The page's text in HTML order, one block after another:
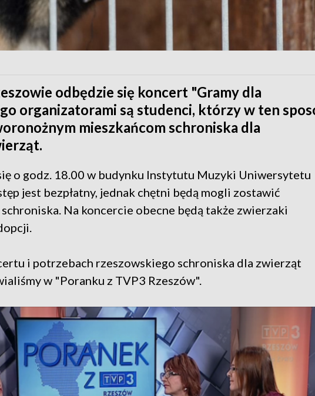
odbędzie się koncert "Gramy dla
organizatorami są studenci, którzy w ten
mieszkańcom schroniska dla
o godz. 18.00 w budynku Instytutu Muzyki Uniwersytetu
jest bezpłatny, jednak chętni będą mogli zostawić
Na koncercie obecne będą także zwierzaki
i potrzebach rzeszowskiego schroniska dla zwierząt
w "Poranku z TVP3 Rzeszów".